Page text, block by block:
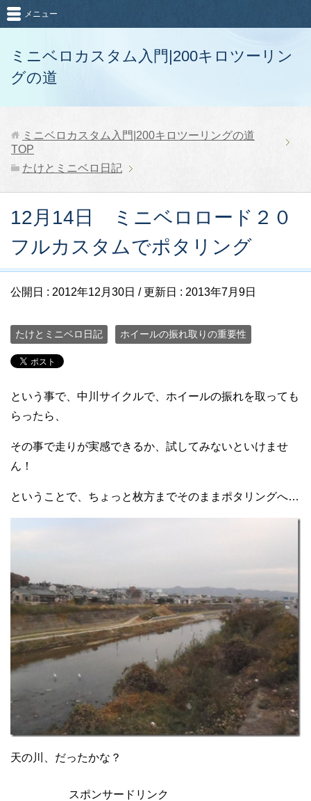
ミニベロカスタム入門|200キロツーリン
グの道
メニュー
ミニベロカスタム入門|200キロツーリングの道
TOP
たけとミニベロ日記
12月14日 ミニベロロード２０
フルカスタムでポタリング
公開日 : 2012年12月30日 / 更新日 : 2013年7月9日
たけとミニベロ日記 ホイールの振れ取りの重要性
という事で、中川サイクルで、ホイールの振れを取っても
らったら、
その事で走りが実感できるか、試してみないといけませ
ん！
ということで、ちょっと枚方までそのままポタリングへ…
天の川、だったかな？
スポンサードリンク